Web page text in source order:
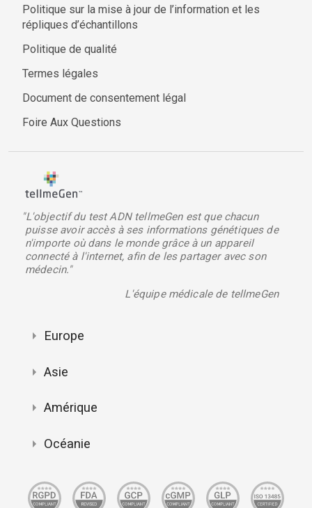
Politique sur la mise à jour de l’information et les
répliques d’échantillons
Politique de qualité
Termes légales
Document de consentement légal
Foire Aux Questions
"L'objectif du test ADN tellmeGen est que chacun
puisse avoir accès à ses informations génétiques de
n'importe où dans le monde grâce à un appareil
connecté à l'internet, afin de les partager avec son
médecin."
L'équipe médicale de tellmeGen
Europe
Asie
Amérique
Océanie